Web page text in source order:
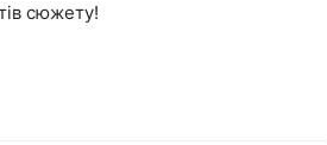
сюжету!